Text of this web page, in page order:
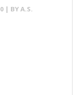
0 | BYA.S.